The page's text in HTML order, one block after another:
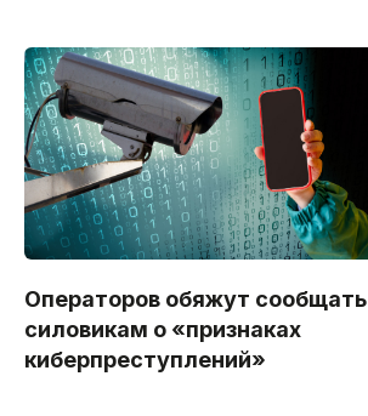
Операторов обяжут сообщать
силовикам о «признаках
киберпреступлений»